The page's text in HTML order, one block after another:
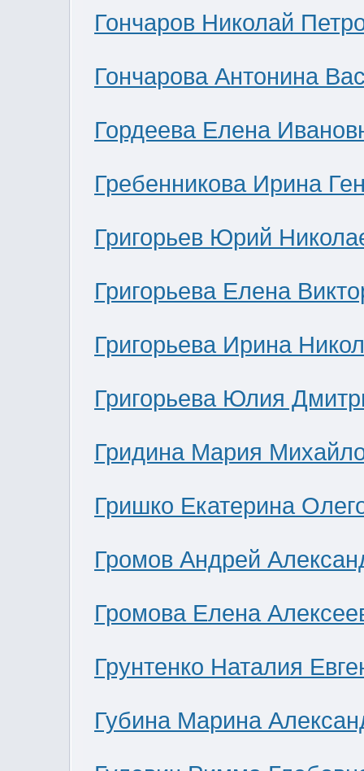
Гончаров Николай
Гончарова Антонина
Гордеева Елена
Гребенникова Ирина
Григорьев Юрий
Григорьева Елена
Григорьева Ирина
Григорьева Юлия
Гридина Мария
Гришко Екатерина
Громов Андрей
Громова Елена
Грунтенко Наталия
Губина Марина